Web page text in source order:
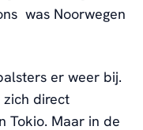
was Noorwegen
er weer bij.
direct
Tokio. Maar in de